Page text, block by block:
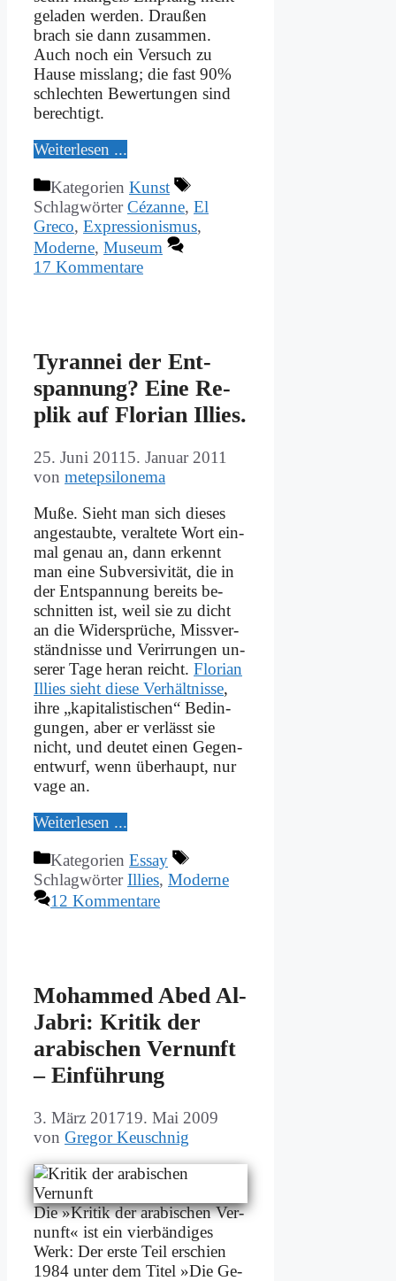
ge­la­den wer­den. Drau­ßen
brach sie dann zu­sam­men.
Auch noch ein Ver­such zu
Hau­se miss­lang; die fast 90%
schlech­ten Be­wer­tun­gen sind
be­rech­tigt.
Wei­ter­le­sen ...
Kategorien Kunst
SchlagwörterCézanne, El
Greco, Expressionismus,
Moderne, Museum
17 Kommentare
Ty­ran­nei der Ent­
span­nung? Ei­ne Re­
plik auf Flo­ri­an Il­lies.
25. Juni 2011 5. Januar 2011
von metepsilonema
Mu­ße. Sieht man sich die­ses
an­ge­staub­te, ver­al­te­te Wort ein­
mal ge­nau an, dann er­kennt
man ei­ne Sub­ver­si­vi­tät, die in
der Ent­span­nung be­reits be­
schnit­ten ist, weil sie zu dicht
an die Wi­der­sprü­che, Miss­ver­
ständ­nis­se und Ver­ir­run­gen un­
se­rer Ta­ge her­an reicht. Flo­ri­an
Il­lies sieht die­se Ver­hält­nis­se,
ih­re „ka­pi­ta­li­sti­schen“ Be­din­
gun­gen, aber er ver­lässt sie
nicht, und deu­tet ei­nen Ge­gen­
ent­wurf, wenn über­haupt, nur
va­ge an.
Wei­ter­le­sen ...
Kategorien Essay
SchlagwörterIllies, Moderne
12 Kommentare
Mo­ham­med Abed Al-
Ja­bri: Kri­tik der
ara­bi­schen Ver­nunft
– Ein­füh­rung
3. März 201719. Mai 2009
von Gregor Keuschnig
Die »Kri­tik der ara­bi­schen Ver­
nunft« ist ein vier­bän­di­ges
Werk: Der er­ste Teil er­schien
1984 un­ter dem Ti­tel »Die Ge­